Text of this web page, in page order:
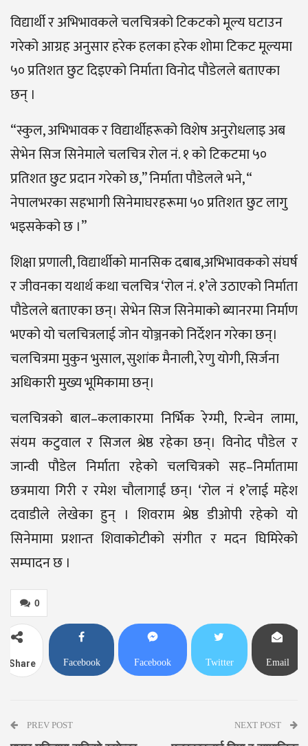
विद्यार्थी र अभिभावकले चलचित्रको टिकटको मूल्य घटाउन
गरेको आग्रह अनुसार हरेक हलका हरेक शोमा टिकट मूल्यमा
५० प्रतिशत छुट दिइएको निर्माता विनोद पौडेलले बताएका
छन् ।
“स्कुल, अभिभावक र विद्यार्थीहरूको विशेष अनुरोधलाइ अब
सेभेन सिज सिनेमाले चलचित्र रोल नं. १ को टिकटमा ५०
प्रतिशत छुट प्रदान गरेको छ,” निर्माता पौडेलले भने, “
नेपालभरका सहभागी सिनेमाघरहरूमा ५० प्रतिशत छुट लागु
भइसकेको छ ।”
शिक्षा प्रणाली, विद्यार्थीको मानसिक दबाब,अभिभावकको संघर्ष
र जीवनका यथार्थ कथा चलचित्र ‘रोल नं. १’ले उठाएको निर्माता
पौडेलले बताएका छन्। सेभेन सिज सिनेमाको ब्यानरमा निर्माण
भएको यो चलचित्रलाई जोन योञ्जनको निर्देशन गरेका छन्।
चलचित्रमा मुकुन भुसाल, सुशांक मैनाली, रेणु योगी, सिर्जना
अधिकारी मुख्य भूमिकामा छन्।
चलचित्रको बाल–कलाकारमा निर्भिक रेग्मी, रिन्चेन लामा,
संयम कटुवाल र सिजल श्रेष्ठ रहेका छन्। विनोद पौडेल र
जान्वी पौडेल निर्माता रहेको चलचित्रको सह–निर्मातामा
छत्रमाया गिरी र रमेश चौलागाईं छन्। ‘रोल नं १’लाई महेश
दवाडीले लेखेका हुन् । शिवराम श्रेष्ठ डीओपी रहेको यो
सिनेमामा प्रशान्त शिवाकोटीको संगीत र मदन घिमिरेको
सम्पादन छ ।
0
Share Facebook Facebook Twitter Email
PREV POST NEXT POST